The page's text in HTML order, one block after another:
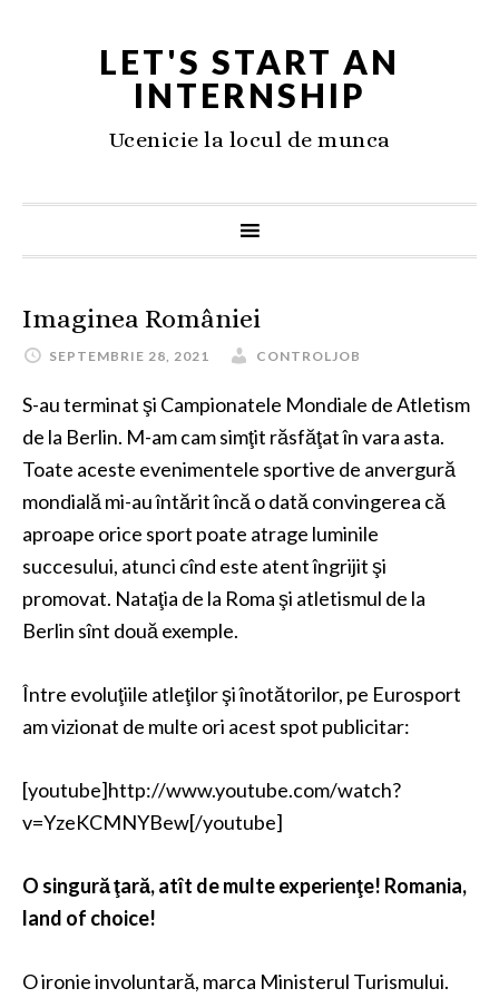
LET'S START AN
INTERNSHIP
Ucenicie la locul de munca
Imaginea României
SEPTEMBRIE 28, 2021 CONTROLJOB
S-au terminat şi Campionatele Mondiale de Atletism
de la Berlin. M-am cam simţit răsfăţat în vara asta.
Toate aceste evenimentele sportive de anvergură
mondială mi-au întărit încă o dată convingerea că
aproape orice sport poate atrage luminile
succesului, atunci cînd este atent îngrijit şi
promovat. Nataţia de la Roma şi atletismul de la
Berlin sînt două exemple.
Între evoluţiile atleţilor şi înotătorilor, pe Eurosport
am vizionat de multe ori acest spot publicitar:
[youtube]http://www.youtube.com/watch?
v=YzeKCMNYBew[/youtube]
O singură ţară, atît de multe experienţe! Romania,
land of choice!
O ironie involuntară, marca Ministerul Turismului.